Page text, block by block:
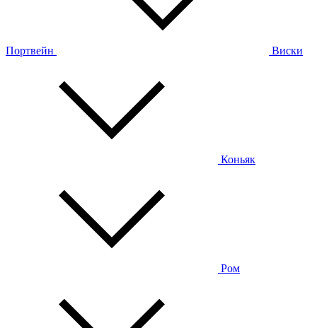
Портвейн Виски
Коньяк
Ром